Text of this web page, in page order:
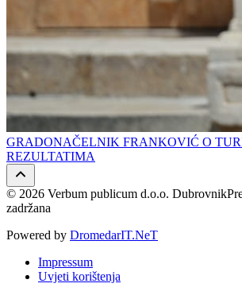
GRADONAČELNIK FRANKOVIĆ O
REZULTATIMA
© 2026 Verbum publicum d.o.o.
zadržana
Powered by DromedarIT.NeT
Impressum
Uvjeti korištenja